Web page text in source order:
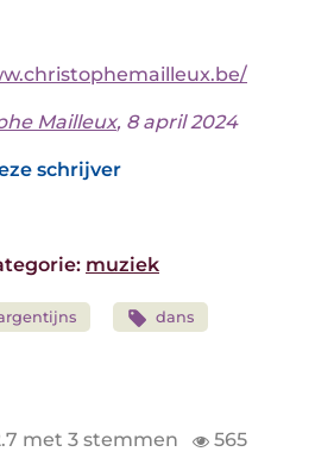
Mailleux, 8 april 2024
schrijver
muziek
dans
met 3 stemmen 565